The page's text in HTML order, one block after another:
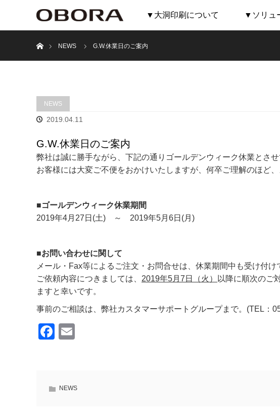
▼大洞印刷について ▼ソリュ
NEWS
G.W.休業日のご案内
NEWS
2019.04.11
G.W.休業日のご案内
弊社は誠に勝手ながら、下記の通りゴールデンウィーク休業とさせ
お客様には大変ご不便をおかけいたしますが、何卒ご理解のほど
■ゴールデンウィーク休業期間
2019年4月27日(土) ～ 2019年5月6日(月)
■お問い合わせに関して
メール・Fax等によるご注文・お問合せは、休業期間中も受け付け
ご依頼内容につきましては、 2019年5月7日（火）
以降に順次のご
ますと幸いです。
事前のご相談は、弊社カスタマーサポートグループまで。(TEL：
F
bNEWS